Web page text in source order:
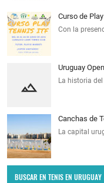
Curso de
Con la
Uruguay
La historia
Canchas de
La capital
BUSCAR EN TENIS EN URUGUAY